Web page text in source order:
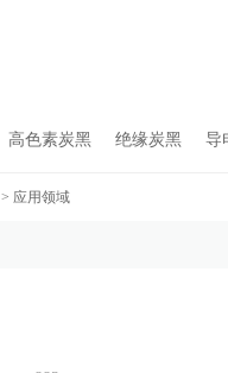
高色素炭黑 绝缘炭黑 导
> 应用领域